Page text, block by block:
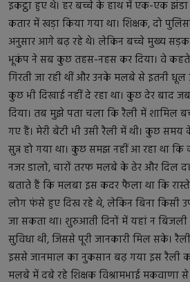
इकट्ठा हुए थे। हर बच्चे के हाथ में एक-एक झंडा
कतार में खड़ा किया गया था। शिक्षक, दो
अनुसार आगे बढ़ रहे थे। लेकिन बच्चे मुख्य
भूकंप ने सब कुछ तहस-नहस कर दिया। वे
गिरती जा रही थीं और उनके मलबे से इतनी धूल
कुछ भी दिखाई नहीं दे रहा था। कुछ देर बाद
दिया। तब मुझे पता चला कि रैली में शामिल
गए हैं। मेरी बेटी भी उसी रैली में थी। कुछ
सुन्न हो गया था। कुछ समझ नहीं आ रहा था
नजर डालो, चारों तरफ मलबे के ढेर और दिल
बताते हैं कि मलबा इस कदर फैला था कि
लोग फंसे हुए दिख रहे थे, लेकिन बिना किसी
जा सकता था। शुरुआती दिनों में यहां न
सुविधा थी, जिससे पूरी जानकारी मिल सके।
इससे जानमाल का नुकसान बढ़ गया इस रैली
मलबे में दबे रहे शिक्षक विश्रामभाई मकवाणा